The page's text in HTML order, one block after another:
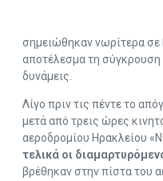
σημειώθηκαν νωρίτερα σε
αποτέλεσμα τη σύγκρουση
δυνάμεις.
Λίγο πριν τις πέντε το
μετά από τρεις ώρες
αεροδρομίου Ηρακλείου
τελικά οι
βρέθηκαν στην πίστα του